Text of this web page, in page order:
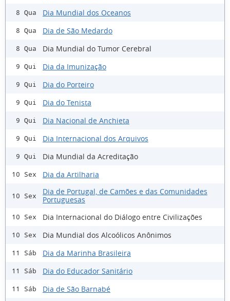
8 Qua Dia Mundial dos Oceanos
8 Qua Dia de São Medardo
8 Qua Dia Mundial do Tumor Cerebral
9 Qui Dia da Imunização
9 Qui Dia do Porteiro
9 Qui Dia do Tenista
9 Qui Dia Nacional de Anchieta
9 Qui Dia Internacional dos Arquivos
9 Qui Dia Mundial da Acreditação
10 Sex Dia da Artilharia
10 Sex
Dia de Portugal, de Camões e das Comunidades
Portuguesas
10 Sex Dia Internacional do Diálogo entre Civilizações
10 Sex Dia Mundial dos Alcoólicos Anônimos
11 Sáb Dia da Marinha Brasileira
11 Sáb Dia do Educador Sanitário
11 Sáb Dia de São Barnabé